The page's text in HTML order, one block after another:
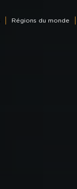
Régions du monde